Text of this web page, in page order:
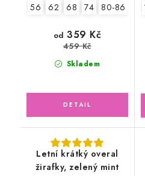
56 62 68 74 80-86
Skladem
od 359 Kč
459 Kč
Letní krátký overal
žirafky, zelený mint